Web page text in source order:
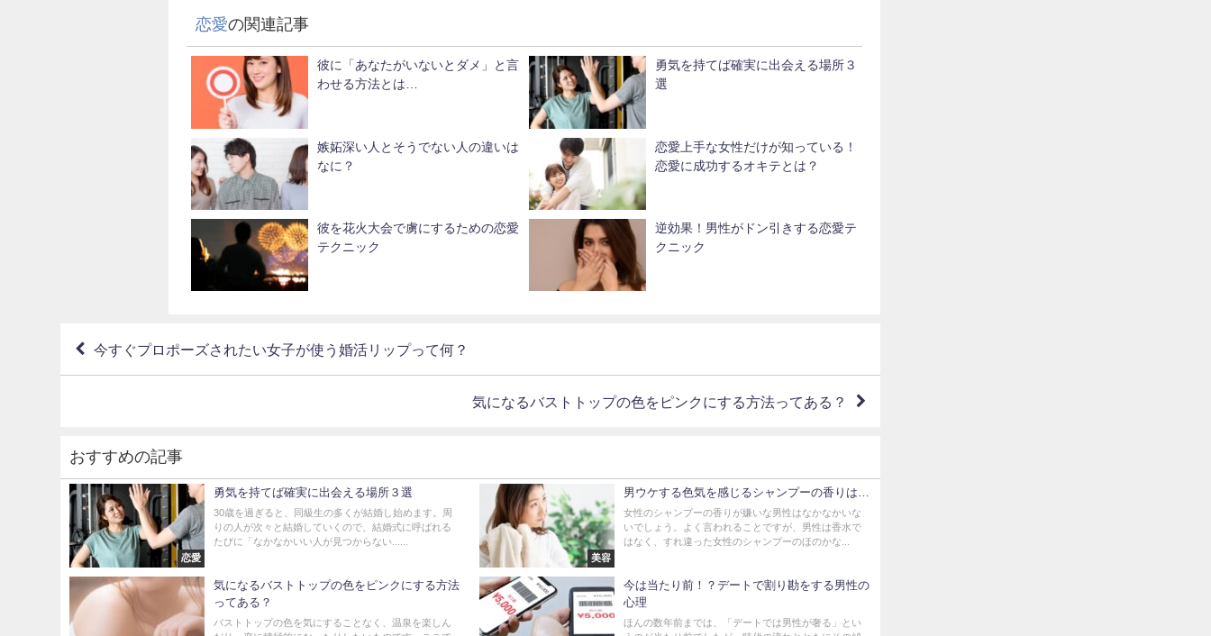
恋愛の関連記事
彼に「あなたがいないとダメ」と言
わせる方法とは…
勇気を持てば確実に出会える場所３
選
嫉妬深い人とそうでない人の違いは
なに？
恋愛上手な女性だけが知っている！
恋愛に成功するオキテとは？
彼を花火大会で虜にするための恋愛
テクニック
逆効果！男性がドン引きする恋愛テ
クニック
今すぐプロポーズされたい女子が使う婚活リップって何？
気になるバストトップの色をピンクにする方法ってある？
おすすめの記事
恋愛
勇気を持てば確実に出会える場所３選
30歳を過ぎると、同級生の多くが結婚し始めます。周
りの人が次々と結婚していくので、結婚式に呼ばれる
たびに「なかなかいい人が見つからない......
美容
男ウケする色気を感じるシャンプーの香りは…
女性のシャンプーの香りが嫌いな男性はなかなかいな
いでしょう。よく言われることですが、男性は香水で
はなく、すれ違った女性のシャンプーのほのかな...
気になるバストトップの色をピンクにする方法
ってある？
バストトップの色を気にすることなく、温泉を楽しん
今は当たり前！？デートで割り勘をする男性の
心理
ほんの数年前までは、「デートでは男性が奢る」とい